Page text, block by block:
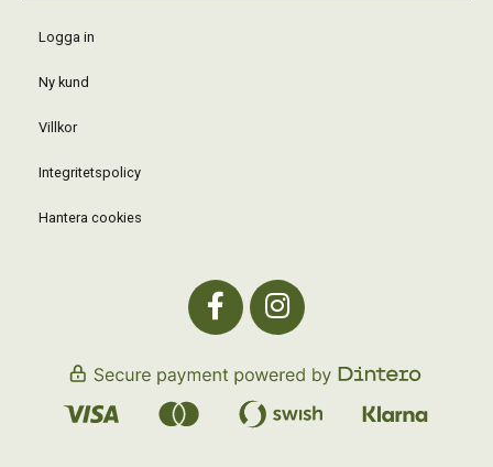
Logga in
Ny kund
Villkor
Integritetspolicy
Hantera cookies